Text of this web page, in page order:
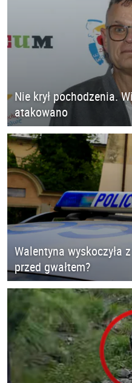
Nie krył pochodzenia.
atakowano
Walentyna wyskoczyła
przed gwałtem?